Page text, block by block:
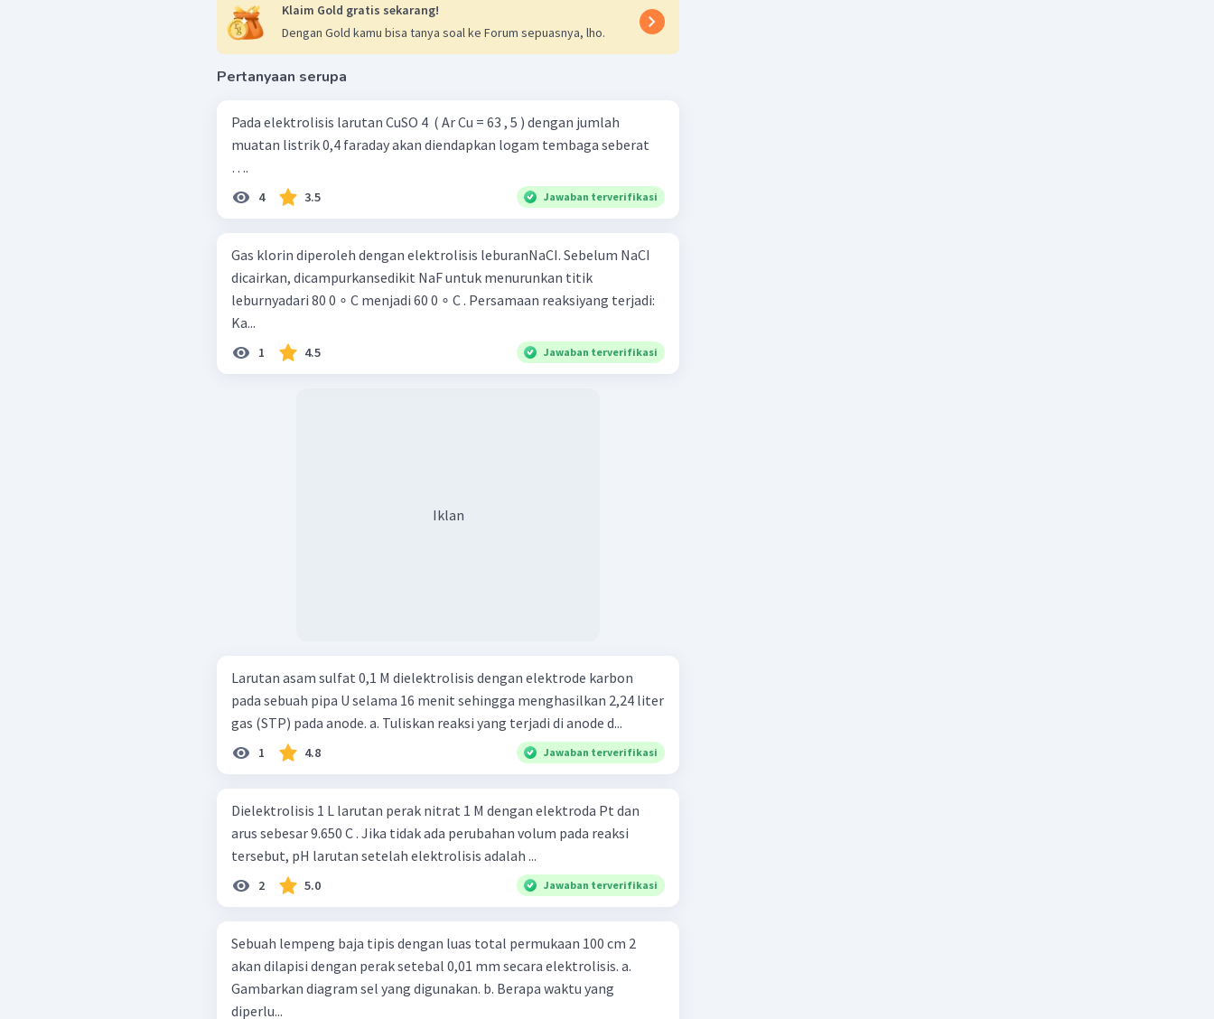
dan volume yang dihasilkan pada katode adalah 8,4 L gas
hidrogen dan pada anode adalah 4,2 L gas oksigen pada
Klaim Gold gratis sekarang!
Dengan Gold kamu bisa tanya soal ke Forum sepuasnya, lho.
Pertanyaan serupa
Pada elektrolisis larutan CuSO 4 ​ ( Ar Cu = 63 , 5 ) dengan jumlah
muatan listrik 0,4 faraday akan diendapkan logam tembaga seberat
….
4 3.5 Jawaban terverifikasi
Gas klorin diperoleh dengan elektrolisis leburanNaCI. Sebelum NaCI
dicairkan, dicampurkansedikit NaF untuk menurunkan titik
leburnyadari 80 0 ∘ C menjadi 60 0 ∘ C . Persamaan reaksiyang terjadi:
Ka...
1 4.5 Jawaban terverifikasi
Iklan
Larutan asam sulfat 0,1 M dielektrolisis dengan elektrode karbon
pada sebuah pipa U selama 16 menit sehingga menghasilkan 2,24 liter
gas (STP) pada anode. a. Tuliskan reaksi yang terjadi di anode d...
1 4.8 Jawaban terverifikasi
Dielektrolisis 1 L larutan perak nitrat 1 M dengan elektroda Pt dan
arus sebesar 9.650 C . Jika tidak ada perubahan volum pada reaksi
tersebut, pH larutan setelah elektrolisis adalah ...
2 5.0 Jawaban terverifikasi
Sebuah lempeng baja tipis dengan luas total permukaan 100 cm 2
akan dilapisi dengan perak setebal 0,01 mm secara elektrolisis. a.
Gambarkan diagram sel yang digunakan. b. Berapa waktu yang
diperlu...